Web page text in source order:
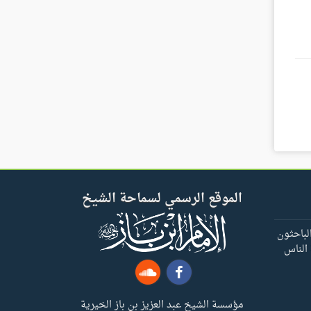
الموقع الرسمي لسماحة الشيخ
مؤسسة الشيخ عبد العزيز بن باز الخيرية